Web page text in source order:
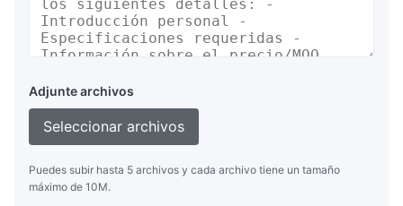
Adjunte archivos
Seleccionar archivos
Puedes subir hasta 5 archivos y cada archivo tiene un tamaño
máximo de 10M.